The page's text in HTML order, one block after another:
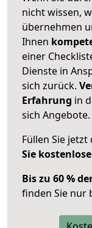
nicht wissen,
übernehmen
Ihnen
einer
Dienste in
sich zurück.
Erfahrung in
sich Angebote.
Füllen Sie
Sie
Bis zu 60 %
finden Sie nur